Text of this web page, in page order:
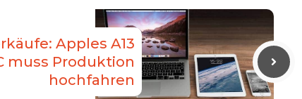
Apples A13
muss Produktion
hochfahren